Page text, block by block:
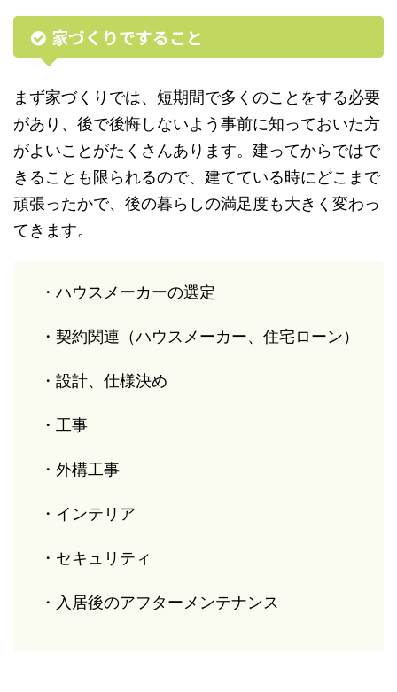
家づくりですること
まず家づくりでは、短期間で多くのことをする必要
があり、後で後悔しないよう事前に知っておいた方
がよいことがたくさんあります。建ってからではで
きることも限られるので、建てている時にどこまで
頑張ったかで、後の暮らしの満足度も大きく変わっ
てきます。
・ハウスメーカーの選定
・契約関連（ハウスメーカー、住宅ローン）
・設計、仕様決め
・工事
・外構工事
・インテリア
・セキュリティ
・入居後のアフターメンテナンス